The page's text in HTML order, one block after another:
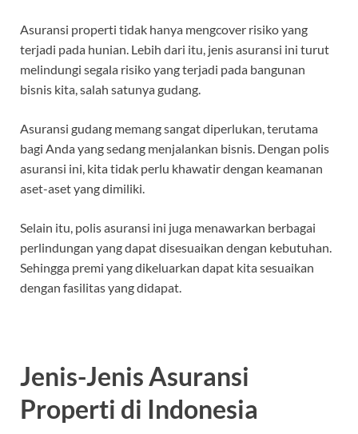
Asuransi properti tidak hanya mengcover risiko yang
terjadi pada hunian. Lebih dari itu, jenis asuransi ini turut
melindungi segala risiko yang terjadi pada bangunan
bisnis kita, salah satunya gudang.
Asuransi gudang memang sangat diperlukan, terutama
bagi Anda yang sedang menjalankan bisnis. Dengan polis
asuransi ini, kita tidak perlu khawatir dengan keamanan
aset-aset yang dimiliki.
Selain itu, polis asuransi ini juga menawarkan berbagai
perlindungan yang dapat disesuaikan dengan kebutuhan.
Sehingga premi yang dikeluarkan dapat kita sesuaikan
dengan fasilitas yang didapat.
Jenis-Jenis Asuransi
Properti di Indonesia